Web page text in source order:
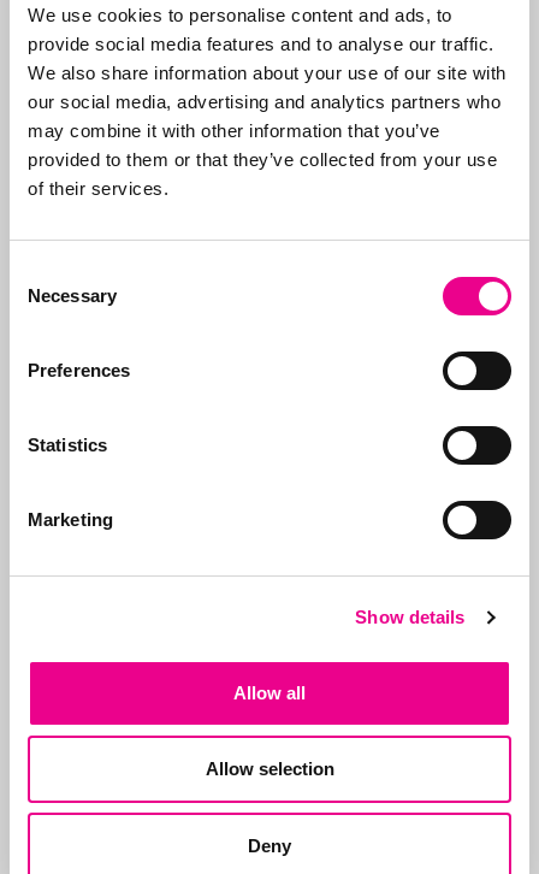
We use cookies to personalise content and ads, to
provide social media features and to analyse our traffic.
We also share information about your use of our site with
our social media, advertising and analytics partners who
may combine it with other information that you’ve
provided to them or that they’ve collected from your use
of their services.
Selection
Necessary
Preferences
Statistics
Marketing
Show details
Allow all
Allow selection
Deny
Voor het MKB een belangrijke
uitspraak. Met een merk kan een
bedrijf vaak optreden tegen derden
als zij dezelfde naam gebruiken. Er
zijn echter wel grenzen. Niet alles is te
verbieden en op te eisen. Check en
media accounts.
Domeinnamen
Goodwill
Internet online branding
VORIGE
VOLGENDE
Snel naar
Speel de IP Kennisquiz
Abcor ABC-tje
Vacatures